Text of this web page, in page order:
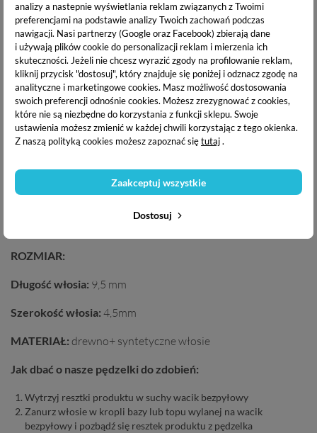
analizy a nastepnie wyświetlania reklam związanych z Twoimi
preferencjami na podstawie analizy Twoich zachowań podczas
nawigacji. Nasi partnerzy (Google oraz Facebook) zbierają dane
i używają plików cookie do personalizacji reklam i mierzenia ich
skuteczności. Jeżeli nie chcesz wyrazić zgody na profilowanie reklam,
kliknij przycisk "dostosuj", który znajduje się poniżej i odznacz zgodę na
analityczne i marketingowe cookies. Masz możliwość dostosowania
swoich preferencji odnośnie cookies. Możesz zrezygnować z cookies,
które nie są niezbędne do korzystania z funkcji sklepu. Swoje
ustawienia możesz zmienić w każdej chwili korzystając z tego okienka.
Z naszą polityką cookies możesz zapoznać siętutaj.
Dostosuj
Zaakceptuj wszystkie
Pędzelek Gel Master Pro od markiStylistic
to obowiązkowy
element wyposażenia każdej manicurzystki. Tenpłaski
pędzel o owalnym kształcieidealnie nadaje się do pracy
żelem. Dzięki zaokrąglonej końcówce pędzelek zapewnia
precyzyjną aplikację w obrębie skórek. Wysokiej
jakościwłosie syntetyczne, spięte metalową opaską,
osadzone nadrewnianym trzonku, zapewnia komfort i
wygodę pracy.
Pędzel posiada plastikową nakładkę którachroni pędzel
TECHNIKA:aplikacja masy żelowej
ROZMIAR:
Długość włosia: 9,5 mm
Szerokość włosia: 4,5mm
MATERIAŁ: drewno+ syntetyczne włosie
Jak dbać o nasze pędzelki do zdobień:
Wytrzyj resztki produktu w suchy wacik bezpyłowy
Zanurz włosie w kropli bazy lub topu wylanej na wacik
bezpyłowy i pozbądź się resztek produktu z pędzelka